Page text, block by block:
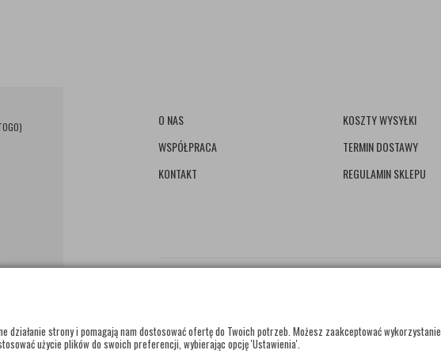
strony i pomagają nam dostosować ofertę do Twoich potrzeb. Możesz zaakceptować wykorzystanie
użycie plików do swoich preferencji, wybierając opcję 'Ustawienia'.
O NAS
WSPÓŁPRACA
KONTAKT
KOSZTY WYSYŁKI
TERMIN DOSTAWY
REGULAMIN SKLEPU